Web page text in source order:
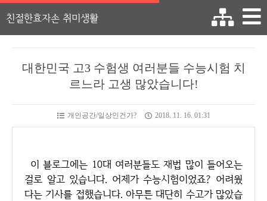
친절한효자손 취미생활
대한민국 고3 수험생 여러분들 수능시험 치
르느라 고생 많았습니다!
개인공간/일상인건가? 2018. 11. 16. 01:31
이 블로그에는 10대 여러분들도 재법 많이 들어오는
걸로 알고 있습니다. 어제가 수능시험이었죠? 어려웠
다는 기사를 접했습니다. 아무튼 대단히 수고가 많았습